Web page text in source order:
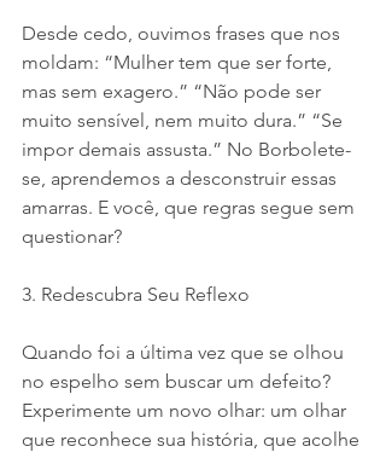
Desde cedo, ouvimos frases que nos
moldam: “Mulher tem que ser forte,
mas sem exagero.” “Não pode ser
muito sensível, nem muito dura.” “Se
impor demais assusta.” No Borbolete-
se, aprendemos a desconstruir essas
amarras. E você, que regras segue sem
questionar?
3. Redescubra Seu Reflexo
Quando foi a última vez que se olhou
no espelho sem buscar um defeito?
Experimente um novo olhar: um olhar
que reconhece sua história, que acolhe